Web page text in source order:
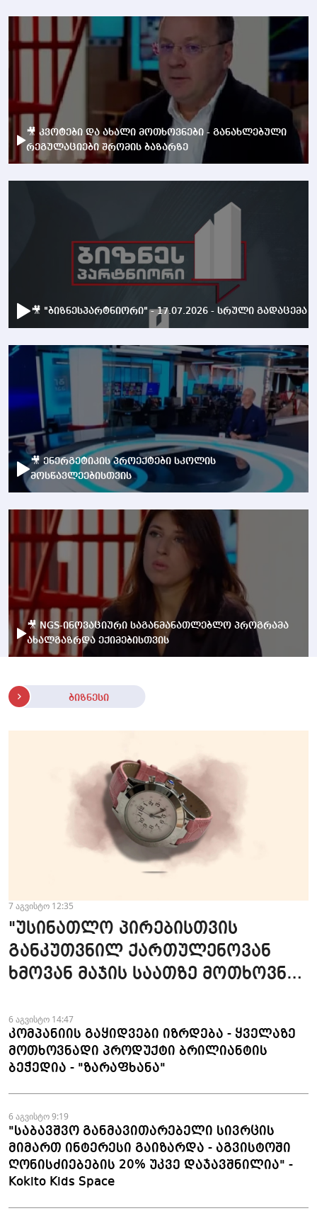
🎥 კვოტები და ახალი მოთხოვნები - განახლებული
რეგულაციები შრომის ბაზარზე
🎥 "ბიზნესპარტნიორი" - 17.07.2026 - სრული გადაცემა
🎥 ენერგეტიკის პროექტები სკოლის
მოსწავლეებისთვის
🎥 NGS-ინოვაციური საგანმანათლებლო პროგრამა
ახალგაზრდა ექიმებისთვის
ბიზნესი
7 აგვისტო 12:35
"უსინათლო პირებისთვის
განკუთვნილ ქართულენოვან
ხმოვან მაჯის საათზე მოთხოვნა
6 აგვისტო 14:47
კომპანიის გაყიდვები იზრდება - ყველაზე
მოთხოვნადი პროდუქტი ბრილიანტის
ბეჭედია - "ზარაფხანა"
6 აგვისტო 9:19
"საბავშვო განმავითარებელი სივრცის
მიმართ ინტერესი გაიზარდა - აგვისტოში
ღონისძიებების 20% უკვე დაჯავშნილია" -
Kokito Kids Space